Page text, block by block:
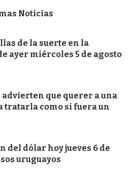
Noticias
de la suerte en la
ayer miércoles 5 de agosto
advierten que querer a una
tratarla como si fuera un
del dólar hoy jueves 6 de
uruguayos